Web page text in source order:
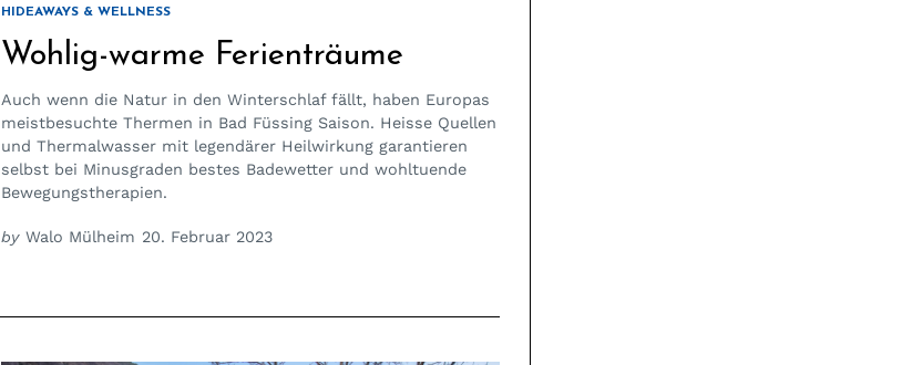
HIDEAWAYS & WELLNESS
Wohlig-warme Ferienträume
Auch wenn die Natur in den Winterschlaf fällt, haben Europas
meistbesuchte Thermen in Bad Füssing Saison. Heisse Quellen
und Thermalwasser mit legendärer Heilwirkung garantieren
selbst bei Minusgraden bestes Badewetter und wohltuende
Bewegungstherapien.
by Walo Mülheim 20. Februar 2023